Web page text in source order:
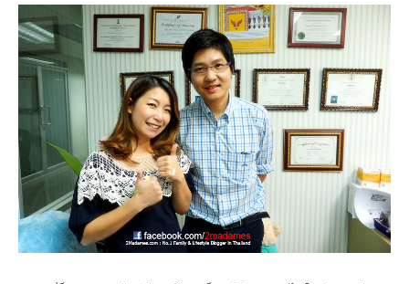
เอเชีย
สิงคโปร์
จีน
มาเลเชีย
เวียดนาม
ฮ่องกง
มาเก๊า
มัลดีฟส์
อินเดีย
อินโดนีเซีย